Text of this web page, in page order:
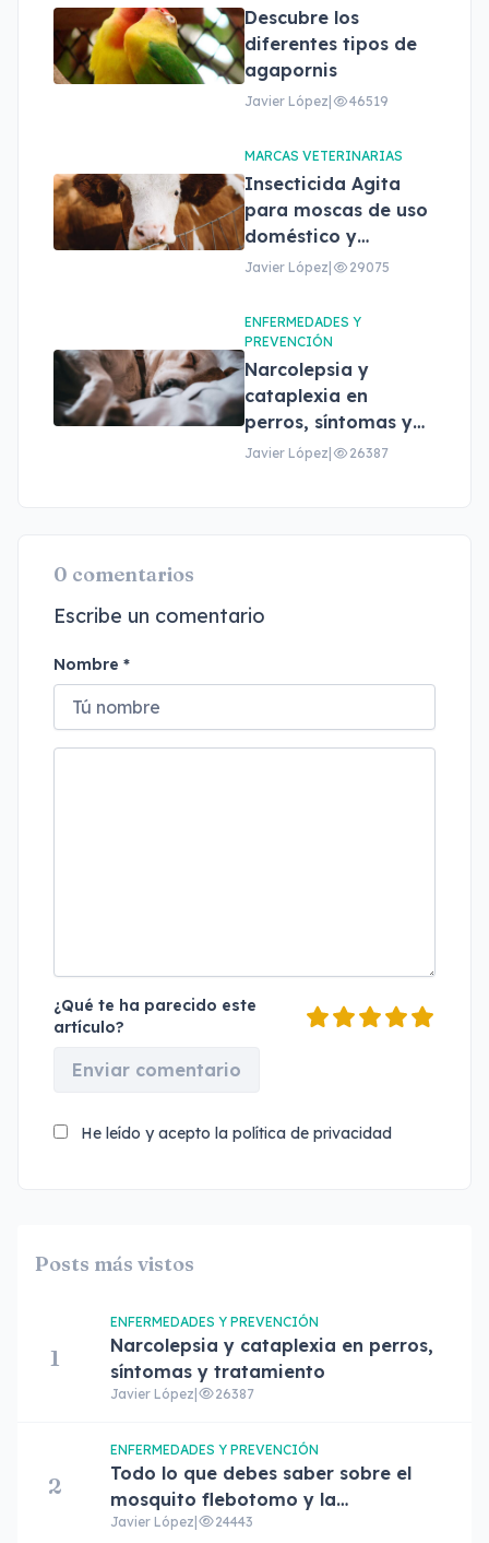
Descubre los
diferentes tipos de
agapornis
Javier López 46519
MARCAS VETERINARIAS
Insecticida Agita
para moscas de uso
doméstico y
profesional
Javier López 29075
ENFERMEDADES Y
PREVENCIÓN
Narcolepsia y
cataplexia en
perros, síntomas y
tratamiento
Javier López 26387
0 comentarios
Escribe un comentario
Nombre *
¿Qué te ha parecido este
artículo?
Enviar comentario
He leído y acepto la política de privacidad
Posts más vistos
1
ENFERMEDADES Y PREVENCIÓN
Narcolepsia y cataplexia en perros,
síntomas y tratamiento
Javier López 26387
2
ENFERMEDADES Y PREVENCIÓN
Todo lo que debes saber sobre el
mosquito flebotomo y la
leishmaniasis
Javier López 24443